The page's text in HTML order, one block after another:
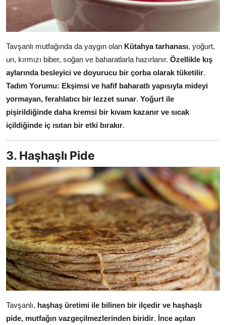
Tavşanlı mutfağında da yaygın olan Kütahya tarhanası, yoğurt,
un, kırmızı biber, soğan ve baharatlarla hazırlanır. Özellikle kış
aylarında besleyici ve doyurucu bir çorba olarak tüketilir.
Tadım Yorumu: Ekşimsi ve hafif baharatlı yapısıyla mideyi
yormayan, ferahlatıcı bir lezzet sunar. Yoğurt ile
pişirildiğinde daha kremsi bir kıvam kazanır ve sıcak
içildiğinde iç ısıtan bir etki bırakır.
3. Haşhaşlı Pide
Tavşanlı, haşhaş üretimi ile bilinen bir ilçedir ve haşhaşlı
pide, mutfağın vazgeçilmezlerinden biridir. İnce açılan